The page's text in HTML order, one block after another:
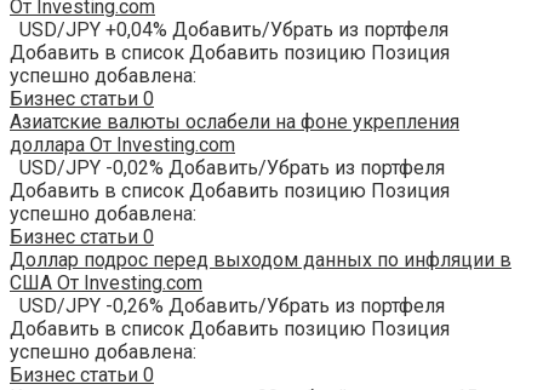
От Investing.com
USD/JPY +0,04% Добавить/Убрать из портфеля
Добавить в список Добавить позицию Позиция
успешно добавлена:
Бизнес статьи 0
Азиатские валюты ослабели на фоне укрепления
доллара От Investing.com
USD/JPY -0,02% Добавить/Убрать из портфеля
Добавить в список Добавить позицию Позиция
успешно добавлена:
Бизнес статьи 0
Доллар подрос перед выходом данных по инфляции в
США От Investing.com
USD/JPY -0,26% Добавить/Убрать из портфеля
Добавить в список Добавить позицию Позиция
успешно добавлена:
Бизнес статьи 0